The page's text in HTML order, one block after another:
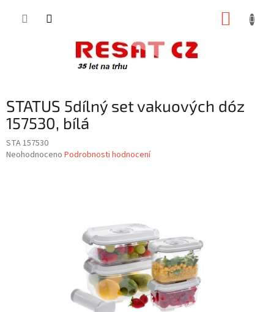
STATUS 5dílný set vakuových dóz
157530, bílá
STA 157530
Průměrné
Neohodnoceno Podrobnosti hodnocení